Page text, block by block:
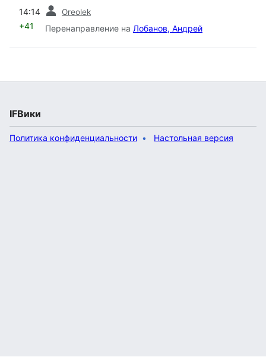
14:14 Oreolek
+41 Перенаправление на Лобанов, Андрей
IFВики
Политика конфиденциальности Настольная версия